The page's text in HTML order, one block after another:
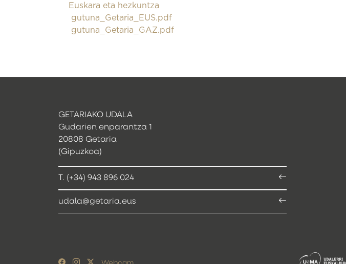
Euskara eta hezkuntza
gutuna_Getaria_EUS.pdf
gutuna_Getaria_GAZ.pdf
GETARIAKO UDALA
Gudarien enparantza 1
20808 Getaria
(Gipuzkoa)
T. (+34) 943 896 024
udala@getaria.eus